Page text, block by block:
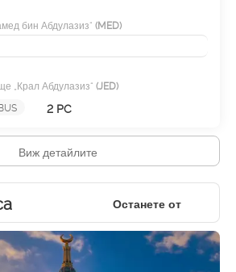
бин Абдулазиз“ (MED)
„Крал Абдулазиз“ (JED)
2 PC
Виж детайлите
Останете от